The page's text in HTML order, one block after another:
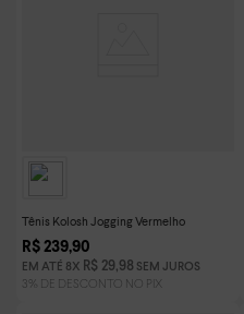
Tênis Kolosh Jogging Vermelho
R$ 239,90
EM ATÉ 8 X R$ 29,98 SEM JUROS